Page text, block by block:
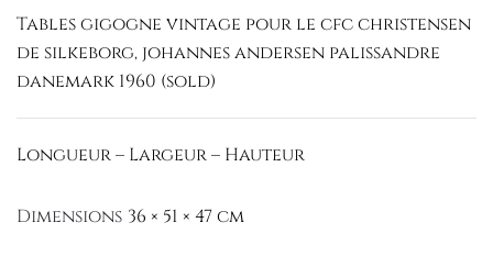
Tables gigogne vintage pour le cfc christensen
de silkeborg, johannes andersen palissandre
danemark 1960 (sold)
Longueur – Largeur – Hauteur
Dimensions 36 × 51 × 47 cm